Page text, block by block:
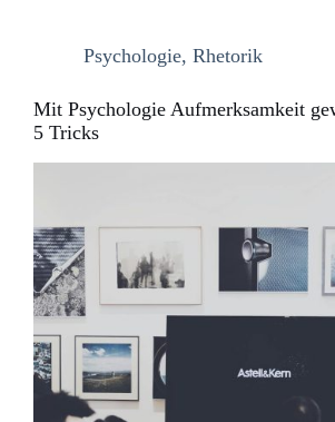
Psychologie, Rhetorik
Mit Psychologie Aufmerksamkeit
5 Tricks